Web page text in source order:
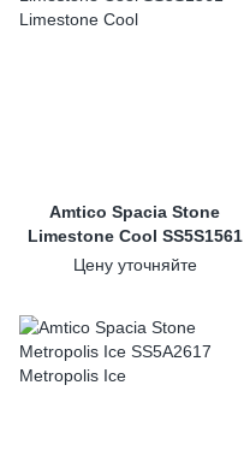
Amtico Spacia Stone
Limestone Cool SS5S1561
Цену уточняйте